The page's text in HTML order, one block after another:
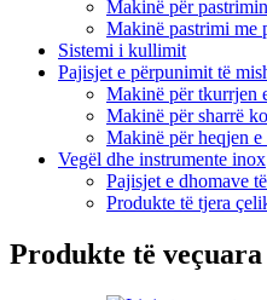
Makinë për
Makinë pastrimi me
Sistemi i kullimit
Pajisjet e përpunimit të
Makinë për tkurrjen
Makinë për sharrë
Makinë për heqjen e
Vegël dhe instrumente inox
Pajisjet e dhomave
Produkte të tjera
Produkte të veçuara